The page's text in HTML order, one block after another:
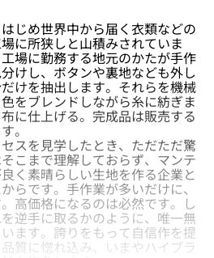
じめ世界中から届く衣類などの
に所狭しと山積みされていま
場に勤務する地元のかたが手作
けし、ボタンや裏地なども外し
けを抽出します。それらを機械
色をブレンドしながら糸に紡ぎま
に仕上げる。完成品は販売する
。
スを見学したとき、ただただ驚
こまで理解しておらず、マンテ
く素晴らしい生地を作る企業と
らです。手作業が多いだけに、
高価格になるのは必然です。し
逆手に取るかのように、唯一無
ます。誇りをもって自信作を提
質に惚れ込み、いまやハイブラ